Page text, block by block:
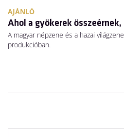
AJÁNLÓ
Ahol a gyökerek
A magyar népzene és a hazai
produkcióban.